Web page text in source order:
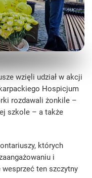
wzięli udział w akcji
Hospicjum
rozdawali żonkile –
szkole – a także
których
i
ten szczytny